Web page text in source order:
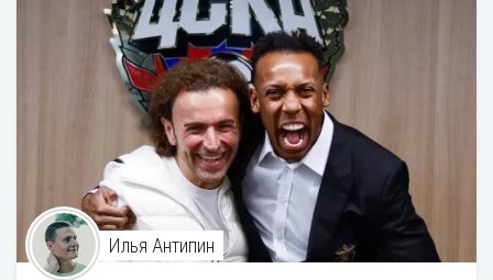
Илья Антипин